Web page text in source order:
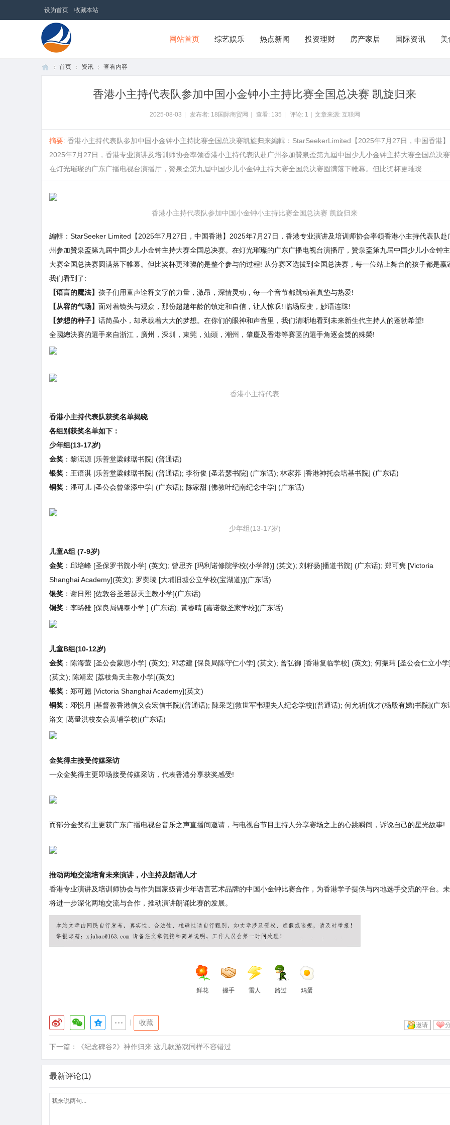
设为首页 收藏本站
18国际商贸网
网站首页 综艺娱乐 热点新闻 投资理财 房产家居 国际资讯 美
首页 资讯 查看内容
香港小主持代表队参加中国小金钟小主持比赛全国总决赛 凯旋归来
2025-08-03 发布者: 18国际商贸网 查看: 135 评论: 1 文章来源: 互联网
摘要: 香港小主持代表队参加中国小金钟小主持比赛全国总决赛凯旋归来編輯：StarSeekerLimited【2025年7月27日，中国香港】
2025年7月27日，香港专业演讲及培训师协会率领香港小主持代表队赴广州参加贊泉盃第九屆中国少儿小金钟主持大赛全国总决
在灯光璀璨的广东广播电视台演播厅，贊泉盃第九屆中国少儿小金钟主持大赛全国总决赛圆满落下帷幕。但比奖杯更璀璨.........
香港小主持代表队参加中国小金钟小主持比赛全国总决赛 凯旋归来
編輯：StarSeeker Limited【2025年7月27日，中国香港】2025年7月27日，香港专业演讲及培训师协会率领香港小主持代表队赴
州参加贊泉盃第九屆中国少儿小金钟主持大赛全国总决赛。在灯光璀璨的广东广播电视台演播厅，贊泉盃第九屆中国少儿小金钟
大赛全国总决赛圆满落下帷幕。但比奖杯更璀璨的是整个参与的过程! 从分赛区选拔到全国总决赛，每一位站上舞台的孩子都是赢
我们看到了:
【语言的魔法】 孩子们用童声诠释文字的力量，激昂，深情灵动，每一个音节都跳动着真垫与热爱!
【从容的气场】 面对着镜头与观众，那份超越年龄的镇定和自信，让人惊叹! 临场应变，妙语连珠!
【梦想的种子】 话筒虽小，却承载着大大的梦想。在你们的眼神和声音里，我们清晰地看到未来新生代主持人的蓬勃希望!
全國總決賽的選手來自浙江，廣州，深圳，東莞，汕頭，潮州，肇慶及香港等賽區的選手角逐金獎的殊榮!
香港小主持代表
香港小主持代表队获奖名单揭晓
各组别获奖名单如下：
少年组(13-17岁)
金奖 ：黎渃源 [乐善堂梁銶琚书院] (普通话)
银奖 ：王语淇 [乐善堂梁銶琚书院] (普通话); 李衍俊 [圣若瑟书院] (广东话); 林家荞 [香港神托会培基书院] (广东话)
铜奖 ：潘可儿 [圣公会曾肇添中学] (广东话); 陈家甜 [佛教叶纪南纪念中学] (广东话)
少年组(13-17岁)
儿童A组 (7-9岁)
金奖 ：邱培峰 [圣保罗书院小学] (英文); 曾思齐 [玛利诺修院学校(小学部)] (英文); 刘籽扬[播道书院] (广东话); 郑可隽 [Victoria
Shanghai Academy](英文); 罗奕瑧 [大埔旧墟公立学校(宝湖道)](广东话)
银奖 ：谢日熙 [佐敦谷圣若瑟天主教小学](广东话)
铜奖 ：李晞雒 [保良局锦泰小学 ] (广东话); 黃睿晴 [嘉诺撒圣家学校](广东话)
儿童B组(10-12岁)
金奖 ：陈海萤 [圣公会蒙恩小学] (英文); 邓孞建 [保良局陈守仁小学] (英文); 曾弘御 [香港复临学校] (英文); 何振玮 [圣公会仁立小
(英文); 陈靖宏 [荔枝角天主教小学](英文)
银奖 ：郑可翘 [Victoria Shanghai Academy](英文)
铜奖 ：邓悦月 [基督教香港信义会宏信书院](普通话); 陳采芝[救世军韦理夫人纪念学校](普通话); 何允祈[优才(杨殷有娣)书院](广东
洛文 [葛量洪校友会黄埔学校](广东话)
金奖得主接受传媒采访
一众金奖得主更即场接受传媒采访，代表香港分享获奖感受!
而部分金奖得主更获广东广播电视台音乐之声直播间邀请，与电视台节目主持人分享赛场之上的心跳瞬间，诉说自己的星光故事!
推动两地交流培育未来演讲，小主持及朗诵人才
香港专业演讲及培训师协会与作为国家级青少年语言艺术品牌的中国小金钟比赛合作，为香港学子提供与内地选手交流的平台。
将进一步深化两地交流与合作，推动演讲朗诵比赛的发展。
鲜花 握手 雷人 路过 鸡蛋
收藏 邀请
下一篇： 《纪念碑谷2》神作归来 这几款游戏同样不容错过
最新评论(1)